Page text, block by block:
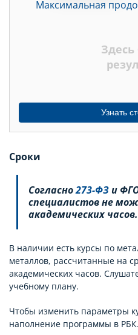
Максимальная
Здесь
Узнать
Сроки
Согласно273-ФЗ и
специалистов не
академических часов.
В наличии есть курсы по
металлов, рассчитанные на
академических часов.
учебному плану.
Чтобы изменить параметры
наполнение программы в